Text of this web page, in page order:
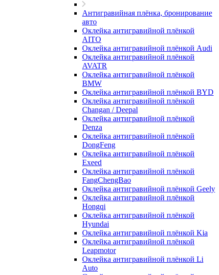
Антигравийная плёнка, бронирование
авто
Оклейка антигравийной плёнкой
AITO
Оклейка антигравийной плёнкой Audi
Оклейка антигравийной плёнкой
AVATR
Оклейка антигравийной плёнкой
BMW
Оклейка антигравийной плёнкой BYD
Оклейка антигравийной плёнкой
Changan / Deepal
Оклейка антигравийной плёнкой
Denza
Оклейка антигравийной плёнкой
DongFeng
Оклейка антигравийной плёнкой
Exeed
Оклейка антигравийной плёнкой
FangChengBao
Оклейка антигравийной плёнкой Geely
Оклейка антигравийной плёнкой
Hongqi
Оклейка антигравийной плёнкой
Hyundai
Оклейка антигравийной плёнкой Kia
Оклейка антигравийной плёнкой
Leapmotor
Оклейка антигравийной плёнкой Li
Auto